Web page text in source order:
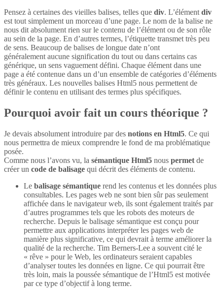
Pensez à certaines des vieilles balises, telles que div. L’élément div
est tout simplement un morceau d’une page. Le nom de la balise ne
nous dit absolument rien sur le contenu de l’élément ou de son rôle
au sein de la page. En d’autres termes, l’étiquette transmet très peu
de sens. Beaucoup de balises de longue date n’ont
généralement aucune signification du tout ou dans certains cas
générique, un sens vaguement défini. Chaque élément dans une
page a été contenue dans un d’un ensemble de catégories d’éléments
très généraux. Les nouvelles balises Html5 nous permettent de
définir le contenu en utilisant des termes plus spécifiques.
Pourquoi avoir fait un cours théorique ?
Je devais absolument introduire par des notions en Html5. Ce qui
nous permettra de mieux comprendre le fond de ma problématique
posée.
Comme nous l’avons vu, la sémantique Html5 nous permet de
créer un code de balisage qui décrit des éléments de contenu.
Le balisage sémantique rend les contenus et les données plus
consultables. Les pages web ne sont bien sûr pas seulement
affichée dans le navigateur web, ils sont également traités par
d’autres programmes tels que les robots des moteurs de
recherche. Depuis le balisage sémantique est conçu pour
permettre aux applications interpréter les pages web de
manière plus significative, ce qui devrait à terme améliorer la
qualité de la recherche. Tim Berners-Lee a souvent cité le
« rêve » pour le Web, les ordinateurs seraient capables
d’analyser toutes les données en ligne. Ce qui pourrait être
très loin, mais la poussée sémantique de l’Html5 est motivée
par ce type d’objectif à long terme.